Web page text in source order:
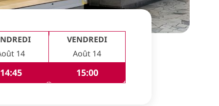
14
14:45
VENDREDI
Août 14
15:00